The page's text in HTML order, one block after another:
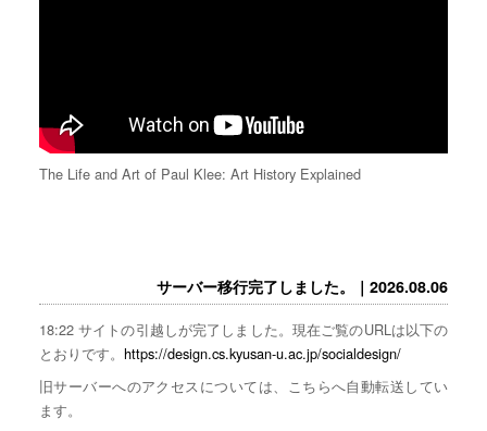
The Life and Art of Paul Klee: Art History Explained
サーバー移行完了しました。｜2026.08.06
18:22 サイトの引越しが完了しました。現在ご覧のURLは以下の
とおりです。 https://design.cs.kyusan-u.ac.jp/socialdesign/
旧サーバーへのアクセスについては、こちらへ自動転送してい
ます。